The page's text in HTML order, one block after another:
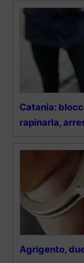
Catania:
rapinarla,
Agrigento,